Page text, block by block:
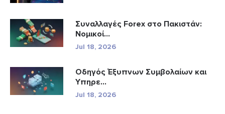
Συναλλαγές Forex στο Πακιστάν:
Νομικοί...
Jul 18, 2026
Οδηγός Έξυπνων Συμβολαίων και
Υπηρε...
Jul 18, 2026